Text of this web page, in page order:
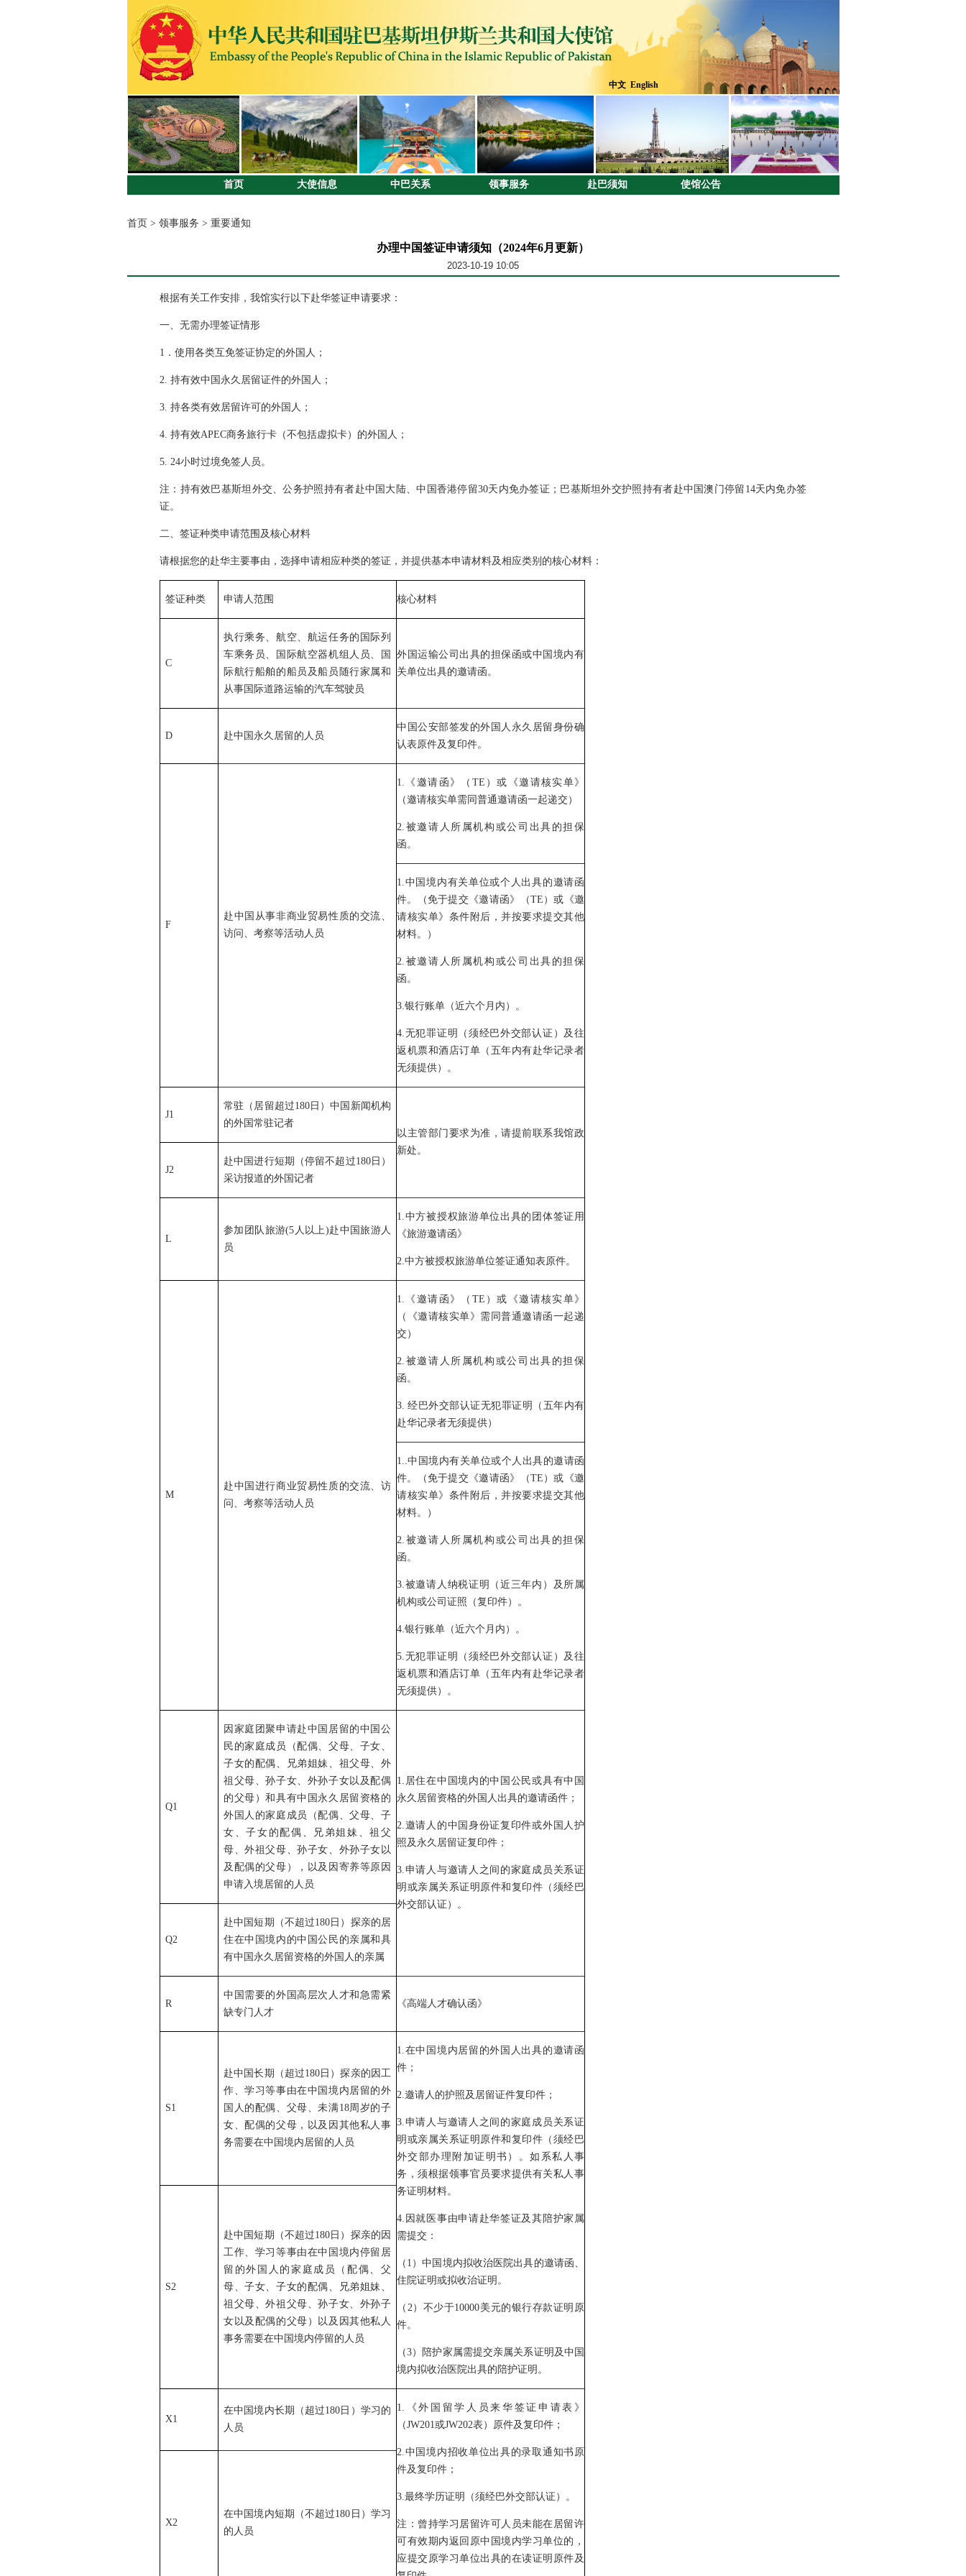
中文 English
首页 大使信息 中巴关系 领事服务 赴巴须知 使馆公告
首页 > 领事服务 > 重要通知
办理中国签证申请须知（2024年6月更新）
2023-10-19 10:05
根据有关工作安排，我馆实行以下赴华签证申请要求：
一、无需办理签证情形
1．使用各类互免签证协定的外国人；
2. 持有效中国永久居留证件的外国人；
3. 持各类有效居留许可的外国人；
4. 持有效APEC商务旅行卡（不包括虚拟卡）的外国人；
5. 24小时过境免签人员。
注：持有效巴基斯坦外交、公务护照持有者赴中国大陆、中国香港停留30天内免办签证；巴基斯坦外交护照持有者赴中国澳门停留14天内免办签
证。
二、签证种类申请范围及核心材料
请根据您的赴华主要事由，选择申请相应种类的签证，并提供基本申请材料及相应类别的核心材料：
签证种类 申请人范围 核心材料
C
执行乘务、航空、航运任务的国际列
车乘务员、国际航空器机组人员、国
际航行船舶的船员及船员随行家属和
从事国际道路运输的汽车驾驶员
外国运输公司出具的担保函或中国境内有
关单位出具的邀请函。
D 赴中国永久居留的人员
中国公安部签发的外国人永久居留身份确
认表原件及复印件。
F
赴中国从事非商业贸易性质的交流、
访问、考察等活动人员
1.《邀请函》（TE）或《邀请核实单》
（邀请核实单需同普通邀请函一起递交）
2.被邀请人所属机构或公司出具的担保
函。
1.中国境内有关单位或个人出具的邀请函
件。（免于提交《邀请函》（TE）或《邀
请核实单》条件附后，并按要求提交其他
材料。）
2.被邀请人所属机构或公司出具的担保
函。
3.银行账单（近六个月内）。
4.无犯罪证明（须经巴外交部认证）及往
返机票和酒店订单（五年内有赴华记录者
无须提供）。
J1
常驻（居留超过180日）中国新闻机构
的外国常驻记者
以主管部门要求为准，请提前联系我馆政
新处。
J2
赴中国进行短期（停留不超过180日）
采访报道的外国记者
L
参加团队旅游(5人以上)赴中国旅游人
员
1.中方被授权旅游单位出具的团体签证用
《旅游邀请函》
2.中方被授权旅游单位签证通知表原件。
M
赴中国进行商业贸易性质的交流、访
问、考察等活动人员
1.《邀请函》（TE）或《邀请核实单》
（《邀请核实单》需同普通邀请函一起递
交）
2.被邀请人所属机构或公司出具的担保
函。
3. 经巴外交部认证无犯罪证明（五年内有
赴华记录者无须提供）
1..中国境内有关单位或个人出具的邀请函
件。（免于提交《邀请函》（TE）或《邀
请核实单》条件附后，并按要求提交其他
材料。）
2.被邀请人所属机构或公司出具的担保
函。
3.被邀请人纳税证明（近三年内）及所属
机构或公司证照（复印件）。
4.银行账单（近六个月内）。
5.无犯罪证明（须经巴外交部认证）及往
返机票和酒店订单（五年内有赴华记录者
无须提供）。
Q1
因家庭团聚申请赴中国居留的中国公
民的家庭成员（配偶、父母、子女、
子女的配偶、兄弟姐妹、祖父母、外
祖父母、孙子女、外孙子女以及配偶
的父母）和具有中国永久居留资格的
外国人的家庭成员（配偶、父母、子
女、子女的配偶、兄弟姐妹、祖父
母、外祖父母、孙子女、外孙子女以
及配偶的父母），以及因寄养等原因
申请入境居留的人员
1.居住在中国境内的中国公民或具有中国
永久居留资格的外国人出具的邀请函件；
2.邀请人的中国身份证复印件或外国人护
照及永久居留证复印件；
3.申请人与邀请人之间的家庭成员关系证
明或亲属关系证明原件和复印件（须经巴
外交部认证）。
Q2
赴中国短期（不超过180日）探亲的居
住在中国境内的中国公民的亲属和具
有中国永久居留资格的外国人的亲属
R
中国需要的外国高层次人才和急需紧
缺专门人才
《高端人才确认函》
S1
赴中国长期（超过180日）探亲的因工
作、学习等事由在中国境内居留的外
国人的配偶、父母、未满18周岁的子
女、配偶的父母，以及因其他私人事
务需要在中国境内居留的人员
1.在中国境内居留的外国人出具的邀请函
件；
2.邀请人的护照及居留证件复印件；
3.申请人与邀请人之间的家庭成员关系证
明或亲属关系证明原件和复印件（须经巴
外交部办理附加证明书）。如系私人事
务，须根据领事官员要求提供有关私人事
务证明材料。
4.因就医事由申请赴华签证及其陪护家属
需提交：
（1）中国境内拟收治医院出具的邀请函、
住院证明或拟收治证明。
（2）不少于10000美元的银行存款证明原
件。
（3）陪护家属需提交亲属关系证明及中国
境内拟收治医院出具的陪护证明。
S2
赴中国短期（不超过180日）探亲的因
工作、学习等事由在中国境内停留居
留的外国人的家庭成员（配偶、父
母、子女、子女的配偶、兄弟姐妹、
祖父母、外祖父母、孙子女、外孙子
女以及配偶的父母）以及因其他私人
事务需要在中国境内停留的人员
X1
在中国境内长期（超过180日）学习的
人员
1.《外国留学人员来华签证申请表》
（JW201或JW202表）原件及复印件；
2.中国境内招收单位出具的录取通知书原
件及复印件；
3.最终学历证明（须经巴外交部认证）。
注：曾持学习居留许可人员未能在居留许
可有效期内返回原中国境内学习单位的，
应提交原学习单位出具的在读证明原件及
X2
在中国境内短期（不超过180日）学习
的人员